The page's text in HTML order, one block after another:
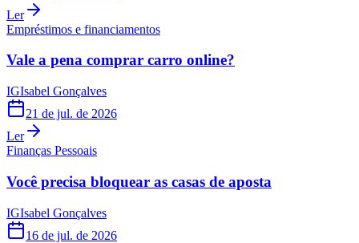
Ler
Empréstimos e financiamentos
Vale a pena comprar carro online?
IGIsabel Gonçalves
21 de jul. de 2026
Ler
Finanças Pessoais
Você precisa bloquear as casas de aposta
IGIsabel Gonçalves
16 de jul. de 2026